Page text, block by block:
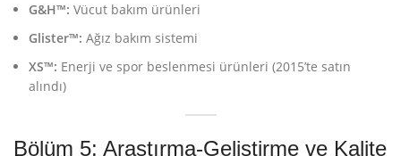
G&H™: Vücut bakım ürünleri
Glister™: Ağız bakım sistemi
XS™: Enerji ve spor beslenmesi ürünleri (2015’te satın
alındı)
Bölüm 5: Araştırma-Geliştirme ve Kalite